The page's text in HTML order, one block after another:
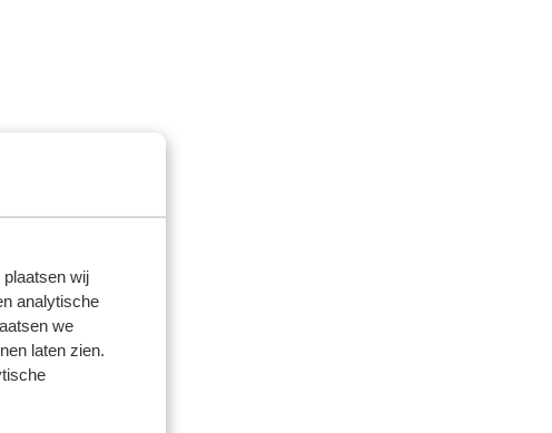
wij
analytische
we
laten zien.